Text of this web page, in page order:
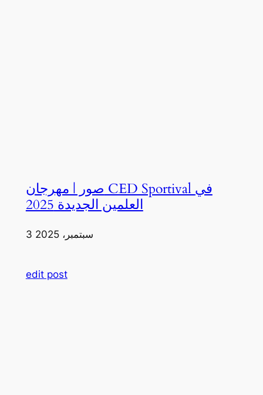
صور | مهرجان CED Sportival في
العلمين الجديدة 2025
3 سبتمبر، 2025
edit post